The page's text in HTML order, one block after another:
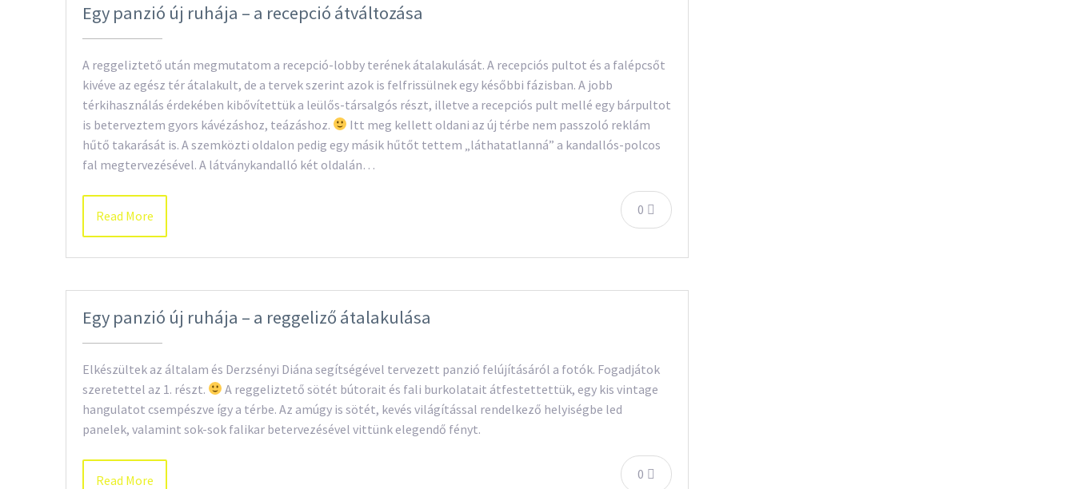
Egy panzió új ruhája – a recepció átváltozása
A reggeliztető után megmutatom a recepció-lobby terének átalakulását. A recepciós pultot és a falépcsőt
kivéve az egész tér átalakult, de a tervek szerint azok is felfrissülnek egy későbbi fázisban. A jobb
térkihasználás érdekében kibővítettük a leülős-társalgós részt, illetve a recepciós pult mellé egy bárpultot
is beterveztem gyors kávézáshoz, teázáshoz.
Itt meg kellett oldani az új térbe nem passzoló reklám
hűtő takarását is. A szemközti oldalon pedig egy másik hűtőt tettem „láthatatlanná” a kandallós-polcos
fal megtervezésével. A látványkandalló két oldalán…
0
Read More
Egy panzió új ruhája – a reggeliző átalakulása
Elkészültek az általam és Derzsényi Diána segítségével tervezett panzió felújításáról a fotók. Fogadjátok
szeretettel az 1. részt.
A reggeliztető sötét bútorait és fali burkolatait átfestettettük, egy kis vintage
hangulatot csempészve így a térbe. Az amúgy is sötét, kevés világítással rendelkező helyiségbe led
panelek, valamint sok-sok falikar betervezésével vittünk elegendő fényt.
0
Read More